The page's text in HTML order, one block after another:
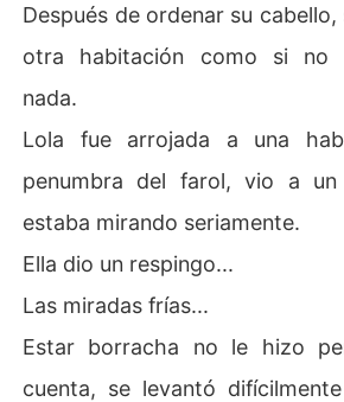
Después de ordenar su
otra habitación como si no
nada.
Lola fue arrojada a una
penumbra del farol, vio a
estaba mirando seriamente.
Ella dio un respingo...
Las miradas frías...
Estar borracha no le hizo
cuenta, se levantó